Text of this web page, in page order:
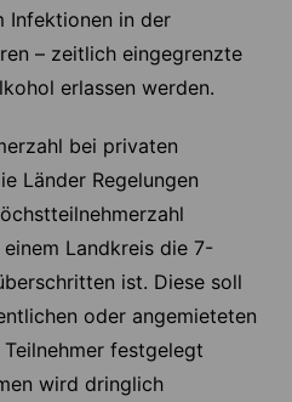
Infektionen in der
– zeitlich eingegrenzte
erlassen werden.
bei privaten
Länder Regelungen
Landkreis die 7-
ist. Diese soll
oder angemieteten
festgelegt
wird dringlich